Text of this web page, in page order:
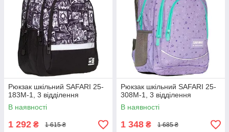
Рюкзак шкільний SAFARI 25-
183M-1, 3 відділення
В наявності
1 292 ₴ 1 615 ₴
Рюкзак шкільний SAFARI 25-
308M-1, 3 відділення
В наявності
1 348 ₴ 1 685 ₴